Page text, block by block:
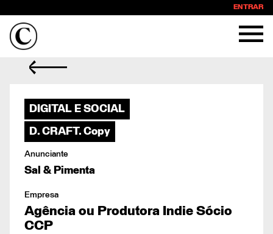
ENTRAR
DIGITAL E SOCIAL
D. CRAFT. Copy
Anunciante
Sal & Pimenta
Empresa
Agência ou Produtora Indie Sócio
CCP